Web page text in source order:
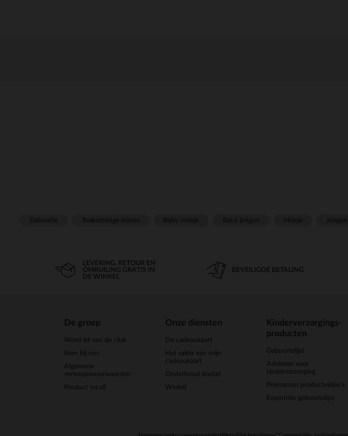
LEVERING, RETOUR EN
OMRUILING GRATIS IN
DE WINKEL
BEVEILIGDE BETALING
De groep
Word lid van de club
Kom bij ons
Algemene
verkoopsvoorwaarden
Product recall
Onze diensten
De cadeaukaart
Het saldo van mijn
cadeaukaart
Onderhoud textiel
Winkel
Kinderverzorgings-
producten
Geboortelijst
Adviezen voor
kinderverzorging
Prémaman productvideo's
Essentiële geboortelijst